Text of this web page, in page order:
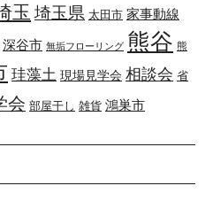
玉 埼玉県 太田市 家事動線
深谷市 無垢フローリング 熊谷 熊
珪藻土 現場見学会 相談会 省
会 部屋干し 雑貨 鴻巣市